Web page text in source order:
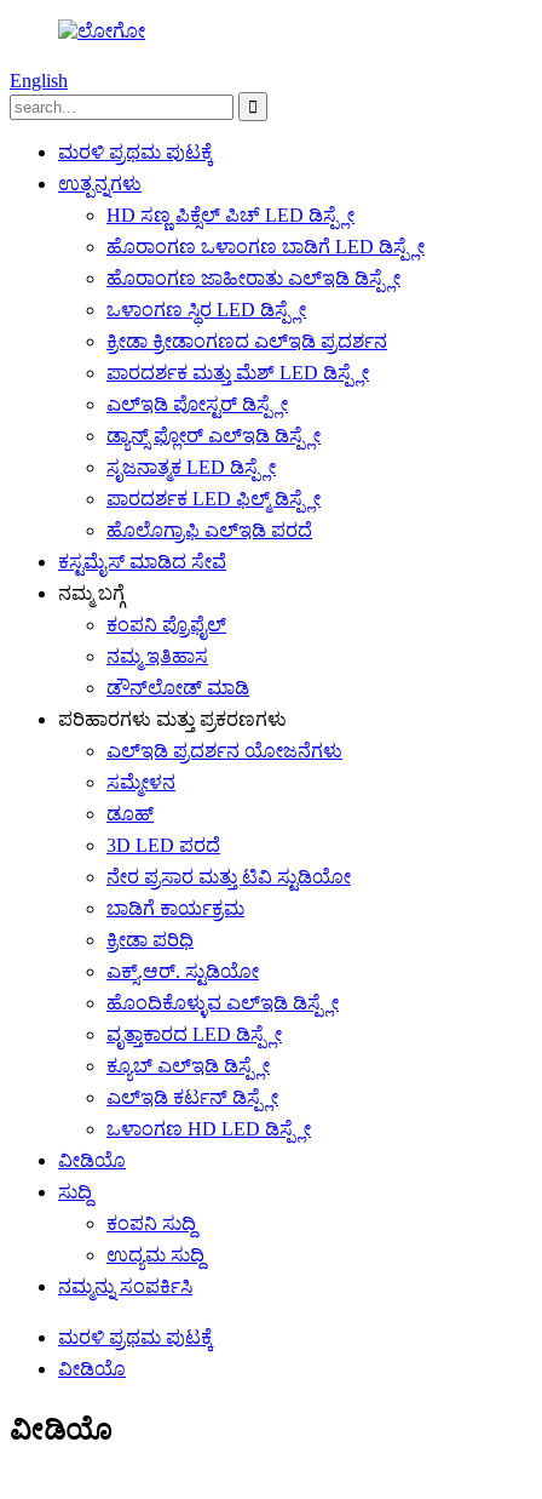
English
ಮರಳಿ ಪ್ರಥಮ ಪುಟಕ್ಕೆ
ಉತ್ಪನ್ನಗಳು
HD ಸಣ್ಣ ಪಿಕ್ಸೆಲ್ ಪಿಚ್ LED ಡಿಸ್ಪ್ಲೇ
ಹೊರಾಂಗಣ ಒಳಾಂಗಣ ಬಾಡಿಗೆ LED ಡಿಸ್ಪ್ಲೇ
ಹೊರಾಂಗಣ ಜಾಹೀರಾತು ಎಲ್ಇಡಿ ಡಿಸ್ಪ್ಲೇ
ಒಳಾಂಗಣ ಸ್ಥಿರ LED ಡಿಸ್ಪ್ಲೇ
ಕ್ರೀಡಾ ಕ್ರೀಡಾಂಗಣದ ಎಲ್ಇಡಿ ಪ್ರದರ್ಶನ
ಪಾರದರ್ಶಕ ಮತ್ತು ಮೆಶ್ LED ಡಿಸ್ಪ್ಲೇ
ಎಲ್ಇಡಿ ಪೋಸ್ಟರ್ ಡಿಸ್ಪ್ಲೇ
ಡ್ಯಾನ್ಸ್ ಫ್ಲೋರ್ ಎಲ್ಇಡಿ ಡಿಸ್ಪ್ಲೇ
ಸೃಜನಾತ್ಮಕ LED ಡಿಸ್ಪ್ಲೇ
ಪಾರದರ್ಶಕ LED ಫಿಲ್ಮ್ ಡಿಸ್ಪ್ಲೇ
ಹೊಲೊಗ್ರಾಫಿ ಎಲ್ಇಡಿ ಪರದೆ
ಕಸ್ಟಮೈಸ್ ಮಾಡಿದ ಸೇವೆ
ನಮ್ಮ ಬಗ್ಗೆ
ಕಂಪನಿ ಪ್ರೊಫೈಲ್
ನಮ್ಮ ಇತಿಹಾಸ
ಡೌನ್‌ಲೋಡ್ ಮಾಡಿ
ಪರಿಹಾರಗಳು ಮತ್ತು ಪ್ರಕರಣಗಳು
ಎಲ್ಇಡಿ ಪ್ರದರ್ಶನ ಯೋಜನೆಗಳು
ಸಮ್ಮೇಳನ
ಡೂಹ್
3D LED ಪರದೆ
ನೇರ ಪ್ರಸಾರ ಮತ್ತು ಟಿವಿ ಸ್ಟುಡಿಯೋ
ಬಾಡಿಗೆ ಕಾರ್ಯಕ್ರಮ
ಕ್ರೀಡಾ ಪರಿಧಿ
ಎಕ್ಸ್.ಆರ್. ಸ್ಟುಡಿಯೋ
ಹೊಂದಿಕೊಳ್ಳುವ ಎಲ್ಇಡಿ ಡಿಸ್ಪ್ಲೇ
ವೃತ್ತಾಕಾರದ LED ಡಿಸ್ಪ್ಲೇ
ಕ್ಯೂಬ್ ಎಲ್ಇಡಿ ಡಿಸ್ಪ್ಲೇ
ಎಲ್ಇಡಿ ಕರ್ಟನ್ ಡಿಸ್ಪ್ಲೇ
ಒಳಾಂಗಣ HD LED ಡಿಸ್ಪ್ಲೇ
ವೀಡಿಯೊ
ಸುದ್ದಿ
ಕಂಪನಿ ಸುದ್ದಿ
ಉದ್ಯಮ ಸುದ್ದಿ
ನಮ್ಮನ್ನು ಸಂಪರ್ಕಿಸಿ
ಮರಳಿ ಪ್ರಥಮ ಪುಟಕ್ಕೆ
ವೀಡಿಯೊ
ವೀಡಿಯೊ